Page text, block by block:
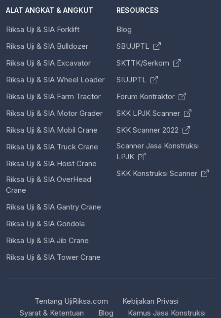
ALAT ANGKAT & ANGKUT
Riksa Uji & SIA Forklift
Riksa Uji & SIA Bulldozer
Riksa Uji & SIA Excavator
Riksa Uji & SIA Wheel Loader
Riksa Uji & SIA Farm Tractor
Riksa Uji & SIA Motor Grader
Riksa Uji & SIA Mobil Crane
Riksa Uji & SIA Truck Crane
Riksa Uji & SIA Hoist Crane
Riksa Uji & SIA OverHead
Crane
Riksa Uji & SIA Gantry Crane
Riksa Uji & SIA Gondola
Riksa Uji & SIA Jib Crane
Riksa Uji & SIA Tower Crane
RESOURCES
Blog
SBUJPTL
SKTTK/Serkom
SIUJPTL
Forum Kontraktor
SKK LPJK Scanner
SKK Scanner 2022
Scanner Jasa Konstruksi
LPJK
SKK Konstruksi Scanner
Tentang UjiRiksa.com
Kebijakan Privasi
Syarat & Ketentuan
Blog Kamus Jasa Konstruksi